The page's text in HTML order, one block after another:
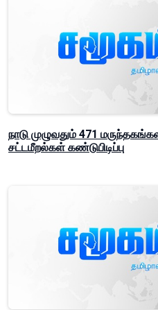
நாடு முழுவதும் 471
சட்டமீறல்கள் கண்டுபிடிப்பு